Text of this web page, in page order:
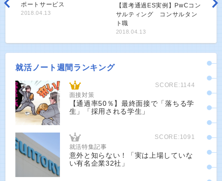
ポートサービス
2018.04.13
【選考通過ES実例】PwCコン
サルティング コンサルタン
ト職
2018.04.13
就活ノート週間ランキング
SCORE:1144
面接対策
【通過率50％】最終面接で「落ちる学
生」「採用される学生」
SCORE:1091
就活特集記事
意外と知らない！「実は上場していな
い有名企業32社」